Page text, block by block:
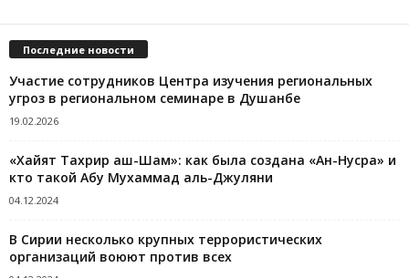
Последние новости
Участие сотрудников Центра изучения региональных
угроз в региональном семинаре в Душанбе
19.02.2026
«Хайят Тахрир аш-Шам»: как была создана «Ан-Нусра» и
кто такой Абу Мухаммад аль-Джуляни
04.12.2024
В Сирии несколько крупных террористических
организаций воюют против всех